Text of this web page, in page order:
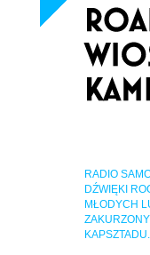
RADIO
DŹWIĘKI
MŁODYCH
KAPSZTADU.